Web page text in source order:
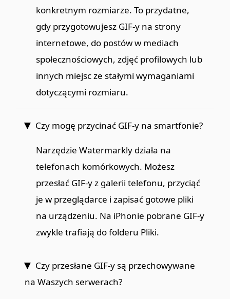
konkretnym rozmiarze. To przydatne,
gdy przygotowujesz GIF-y na strony
internetowe, do postów w mediach
społecznościowych, zdjęć profilowych lub
innych miejsc ze stałymi wymaganiami
dotyczącymi rozmiaru.
Czy mogę przycinać GIF-y na smartfonie?
Narzędzie Watermarkly działa na
telefonach komórkowych. Możesz
przesłać GIF-y z galerii telefonu, przyciąć
je w przeglądarce i zapisać gotowe pliki
na urządzeniu. Na iPhonie pobrane GIF-y
zwykle trafiają do folderu Pliki.
Czy przesłane GIF-y są przechowywane
na Waszych serwerach?